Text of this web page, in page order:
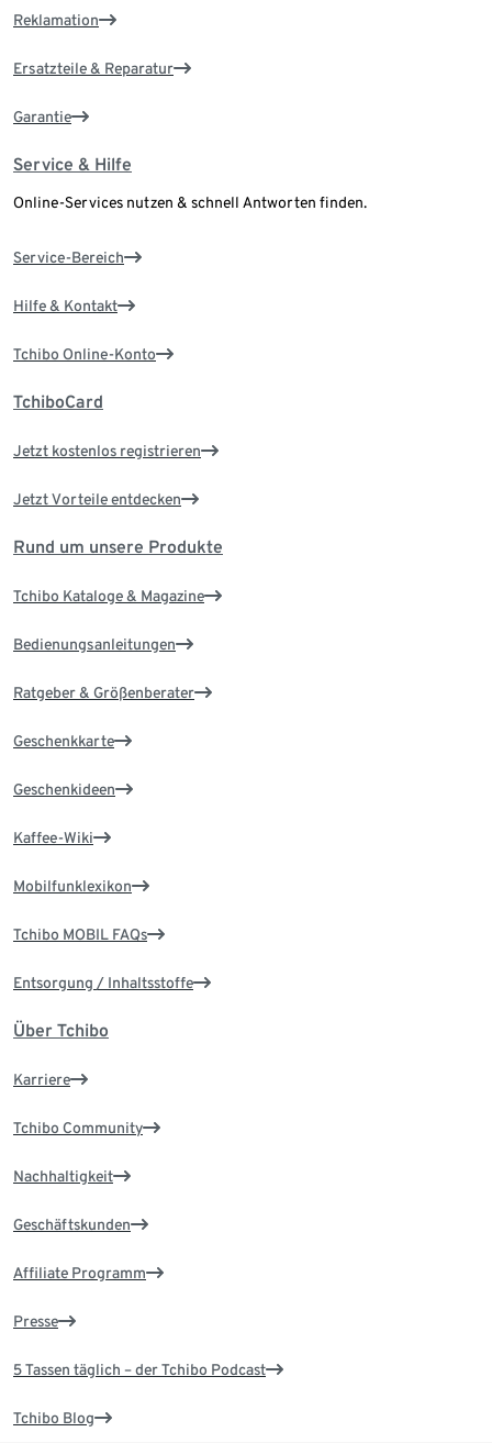
Reklamation
Ersatzteile & Reparatur
Garantie
Service & Hilfe
Online-Services nutzen & schnell Antworten finden.
Service-Bereich
Hilfe & Kontakt
Tchibo Online-Konto
TchiboCard
Jetzt kostenlos registrieren
Jetzt Vorteile entdecken
Rund um unsere Produkte
Tchibo Kataloge & Magazine
Bedienungsanleitungen
Ratgeber & Größenberater
Geschenkkarte
Geschenkideen
Kaffee-Wiki
Mobilfunklexikon
Tchibo MOBIL FAQs
Entsorgung / Inhaltsstoffe
Über Tchibo
Karriere
Tchibo Community
Nachhaltigkeit
Geschäftskunden
Affiliate Programm
Presse
5 Tassen täglich – der Tchibo Podcast
Tchibo Blog